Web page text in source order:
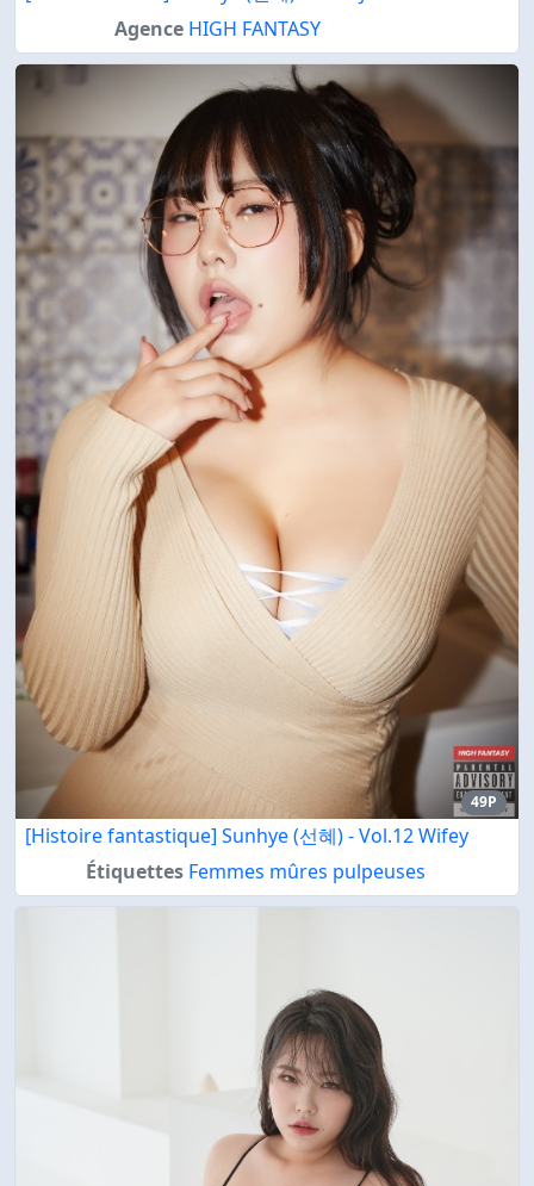
Agence HIGH FANTASY
49P
[Histoire fantastique] Sunhye (선혜) - Vol.12 Wifey
Étiquettes Femmes mûres pulpeuses